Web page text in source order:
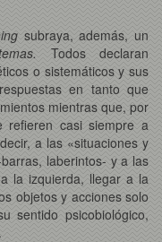
subraya, además, un
Todos declaran
o sistemáticos y sus
en tanto que
mientras que, por
refieren casi siempre a
a las «situaciones y
laberintos- y a las
la izquierda, llegar a la
objetos y acciones solo
sentido psicobiológico,